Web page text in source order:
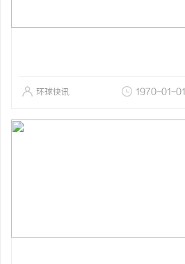
环球快讯 1970-01-01